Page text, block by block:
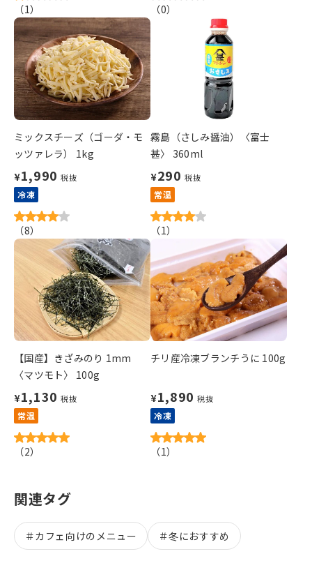
（1） （0）
ミックスチーズ（ゴーダ・モ
ッツァレラ） 1kg
¥1,990 税抜
冷凍
（8）
霧島（さしみ醤油）〈富士
甚〉 360ml
¥290 税抜
常温
（1）
【国産】きざみのり 1mm
〈マツモト〉 100g
¥1,130 税抜
常温
（2）
チリ産冷凍ブランチうに 100g
¥1,890 税抜
冷凍
（1）
関連タグ
＃カフェ向けのメニュー ＃冬におすすめ